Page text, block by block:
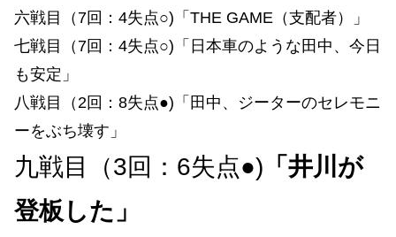
六戦目（7回：4失点○)「THE GAME（支配者）」
七戦目（7回：4失点○)「日本車のような田中、今日
も安定」
八戦目（2回：8失点●)「田中、ジーターのセレモニ
ーをぶち壊す」
九戦目（3回：6失点●) 「井川が
登板した」